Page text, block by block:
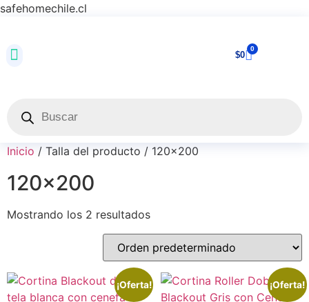
safehomechile.cl
$0
0
Inicio / Talla del producto / 120x200
120x200
Mostrando los 2 resultados
¡Oferta! ¡Oferta!